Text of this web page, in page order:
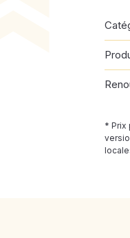
* Prix